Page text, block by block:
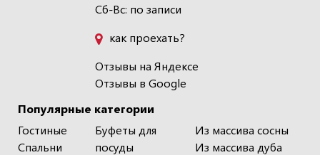
Популярные категории
Гостиные
Спальни
Буфеты для
посуды
Из массива сосны
Из массива дуба
Сб-Вс: по записи
как проехать?
Отзывы на Яндексе
Отзывы в Google